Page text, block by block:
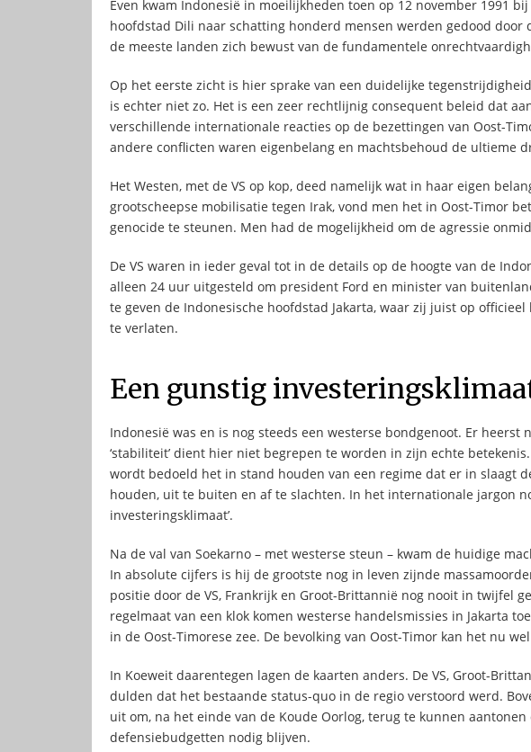
Even kwam Indonesië in moeilijkheden toen op 12 november 1991
hoofdstad Dili naar schatting honderd mensen werden gedood door
de meeste landen zich bewust van de fundamentele
Op het eerste zicht is hier sprake van een duidelijke
is echter niet zo. Het is een zeer rechtlijnig consequent beleid dat
verschillende internationale reacties op de bezettingen van Oost-
andere conflicten waren eigenbelang en machtsbehoud de ultieme
Het Westen, met de VS op kop, deed namelijk wat in haar eigen
grootscheepse mobilisatie tegen Irak, vond men het in Oost-Timor
genocide te steunen. Men had de mogelijkheid om de agressie
De VS waren in ieder geval tot in de details op de hoogte van de
alleen 24 uur uitgesteld om president Ford en minister van
te geven de Indonesische hoofdstad Jakarta, waar zij juist op
te verlaten.
Een gunstig
Indonesië was en is nog steeds een westerse bondgenoot. Er heerst
‘stabiliteit’ dient hier niet begrepen te worden in zijn echte
wordt bedoeld het in stand houden van een regime dat er in slaagt
houden, uit te buiten en af te slachten. In het internationale jargon
investeringsklimaat’.
Na de val van Soekarno – met westerse steun – kwam de huidige
In absolute cijfers is hij de grootste nog in leven zijnde
positie door de VS, Frankrijk en Groot-Brittannië nog nooit in twijfel
regelmaat van een klok komen westerse handelsmissies in Jakarta
in de Oost-Timorese zee. De bevolking van Oost-Timor kan het nu
In Koeweit daarentegen lagen de kaarten anders. De VS, Groot-
dulden dat het bestaande status-quo in de regio verstoord werd.
uit om, na het einde van de Koude Oorlog, terug te kunnen
defensiebudgetten nodig blijven.